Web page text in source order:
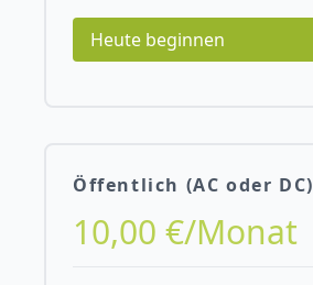
Heute beginnen
Öffentlich (AC oder DC)
10,00 €/Monat